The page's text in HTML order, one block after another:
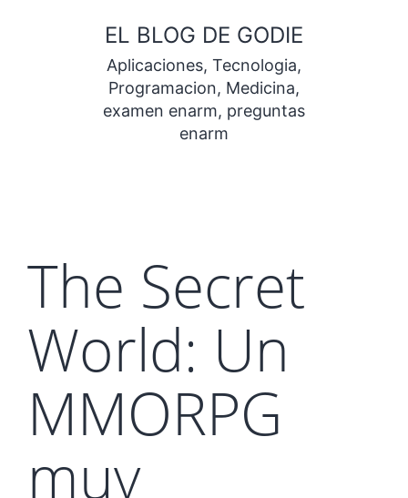
contenido
EL BLOG DE GODIE
Aplicaciones, Tecnologia,
Programacion, Medicina,
examen enarm, preguntas
enarm
The Secret
World: Un
MMORPG
muy